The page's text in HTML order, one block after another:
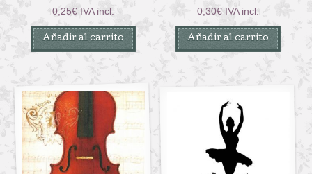
0,25€ IVA incl.
Añadir al carrito
0,30€ IVA incl.
Añadir al carrito